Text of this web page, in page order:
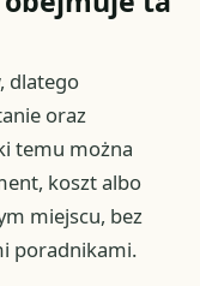
dlatego
oraz
temu można
koszt albo
miejscu, bez
poradnikami.